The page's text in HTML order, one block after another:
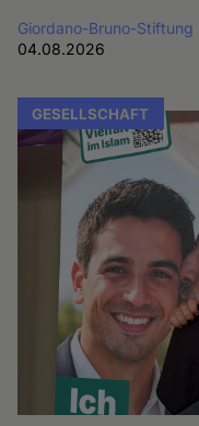
Giordano-Bruno-Stiftung
04.08.2026
GESELLSCHAFT